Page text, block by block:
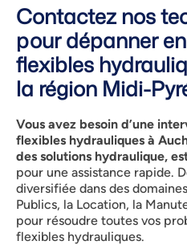
Contactez nos
pour dépanner
flexibles
la région Midi-
Vous avez besoin d’une
flexibles hydrauliques à
des solutions hydraulique,
pour une assistance rapide.
diversifiée dans des
Publics, la Location, la
pour résoudre toutes vos
flexibles hydrauliques.